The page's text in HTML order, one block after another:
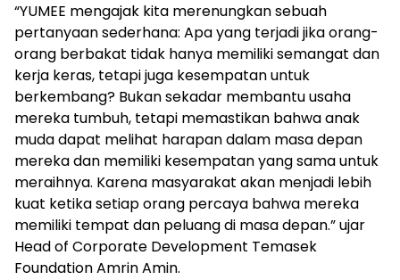
“YUMEE mengajak kita merenungkan sebuah
pertanyaan sederhana: Apa yang terjadi jika orang-
orang berbakat tidak hanya memiliki semangat dan
kerja keras, tetapi juga kesempatan untuk
berkembang? Bukan sekadar membantu usaha
mereka tumbuh, tetapi memastikan bahwa anak
muda dapat melihat harapan dalam masa depan
mereka dan memiliki kesempatan yang sama untuk
meraihnya. Karena masyarakat akan menjadi lebih
kuat ketika setiap orang percaya bahwa mereka
memiliki tempat dan peluang di masa depan.” ujar
Head of Corporate Development Temasek
Foundation Amrin Amin.